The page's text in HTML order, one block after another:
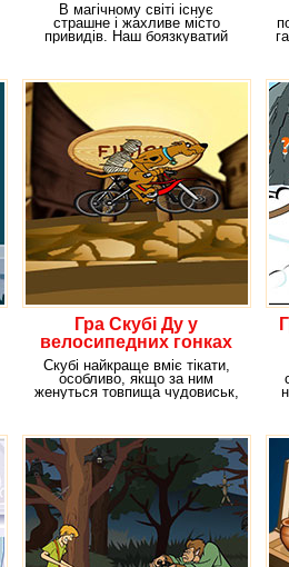
В магічному світі існує
страшне і жахливе місто
привидів. Наш боязкуватий
Гра Скубі Ду у
велосипедних гонках
Скубі найкраще вміє тікати,
особливо, якщо за ним
женуться товпища чудовиськ,